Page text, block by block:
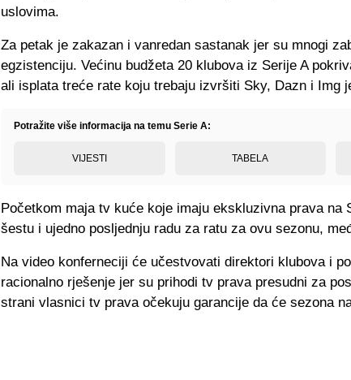
uslovima.
Za petak je zakazan i vanredan sastanak jer su mnogi
egzistenciju. Većinu budžeta 20 klubova iz Serije A
ali isplata treće rate koju trebaju izvršiti Sky, Dazn i Img
Potražite više informacija na temu Serie A:
VIJESTI TABELA
Početkom maja tv kuće koje imaju ekskluzivna prava na
šestu i ujedno posljednju radu za ratu za ovu sezonu,
Na video konferneciji će učestvovati direktori klubova i
racionalno rješenje jer su prihodi tv prava presudni za
strani vlasnici tv prava očekuju garancije da će sezona